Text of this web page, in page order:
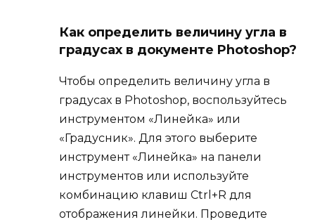
Как определить величину угла в
градусах в документе Photoshop?
Чтобы определить величину угла в
градусах в Photoshop, воспользуйтесь
инструментом «Линейка» или
«Градусник». Для этого выберите
инструмент «Линейка» на панели
инструментов или используйте
комбинацию клавиш Ctrl+R для
отображения линейки. Проведите